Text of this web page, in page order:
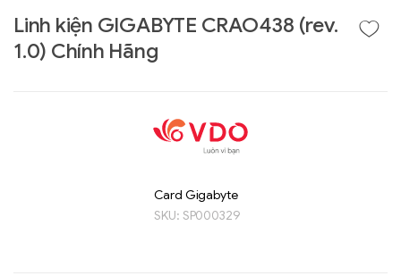
Linh kiện GIGABYTE CRAO438 (rev.
1.0) Chính Hãng
Card Gigabyte
SKU: SP000329
AAP1)